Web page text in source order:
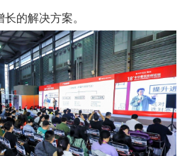
o
n
的解决方案。